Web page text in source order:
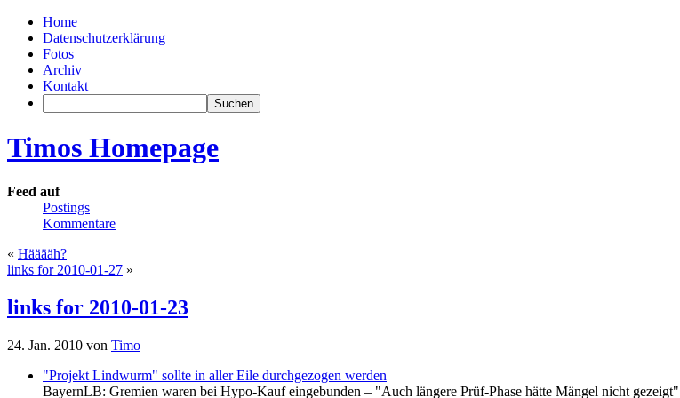
Home
Datenschutzerklärung
Fotos
Archiv
Kontakt
Timos Homepage
Feed auf
Postings
Kommentare
« Hääääh?
links for 2010-01-27 »
links for 2010-01-23
24. Jan. 2010 von Timo
"Projekt Lindwurm" sollte in aller Eile durchgezogen werden
BayernLB: Gremien waren bei Hypo-Kauf eingebunden – "Auch längere Prüf-Phase hätte Mängel nicht gezeigt"